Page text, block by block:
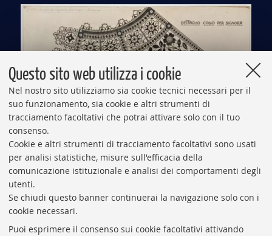
Questo sito web utilizza i cookie
Nel nostro sito utilizziamo sia cookie tecnici necessari per il
suo funzionamento, sia cookie e altri strumenti di
tracciamento facoltativi che potrai attivare solo con il tuo
consenso.
Cookie e altri strumenti di tracciamento facoltativi sono usati
per analisi statistiche, misure sull'efficacia della
comunicazione istituzionale e analisi dei comportamenti degli
utenti.
Se chiudi questo banner continuerai la navigazione solo con i
cookie necessari.
Puoi esprimere il consenso sui cookie facoltativi attivando
Al Museo Medievale i gioielli di Aemilia Ars